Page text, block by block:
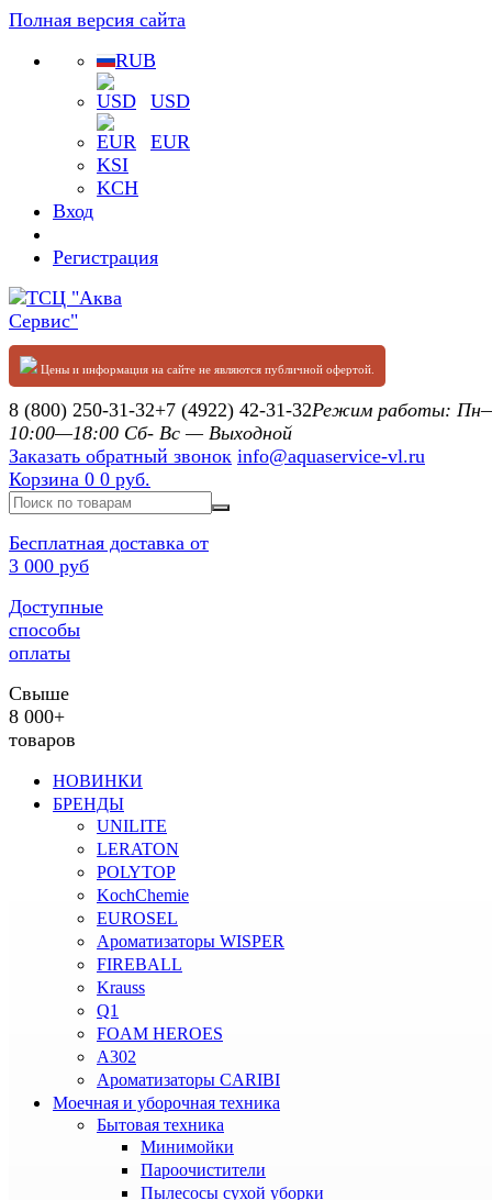
Полная версия сайта
RUB
USD
EUR
KSI
KCH
Вход
Регистрация
Цены и информация на сайте не являются публичной офертой.
8 (800) 250-31-32+7 (4922) 42-31-32Режим работы:
10:00—18:00 Сб- Вс — Выходной
Заказать обратный звонок info@aquaservice-vl.ru
Корзина 0 0 руб.
Бесплатная доставка от
3 000 руб
Доступные
способы
оплаты
Свыше
8 000+
товаров
НОВИНКИ
БРЕНДЫ
UNILITE
LERATON
POLYTOP
KochChemie
EUROSEL
Ароматизаторы WISPER
FIREBALL
Krauss
Q1
FOAM HEROES
A302
Ароматизаторы CARIBI
Моечная и уборочная техника
Бытовая техника
Минимойки
Пароочистители
Пылесосы сухой уборки